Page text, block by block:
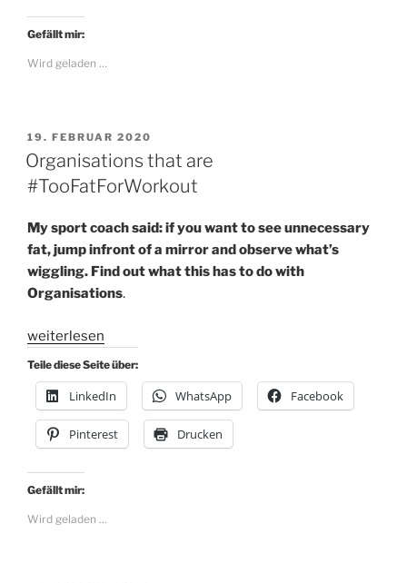
Gefällt mir:
Wird geladen …
VERÖFFENTLICHT
AM
19. FEBRUAR 2020
Organisations that are
#TooFatForWorkout
My sport coach said: if you want to see unnecessary
fat, jump infront of a mirror and observe what’s
wiggling. Find out what this has to do with
Organisations.
„Organisations
that
are
#TooFatForWorkout“
weiterlesen
Teile diese Seite über:
LinkedIn WhatsApp Facebook
Pinterest Drucken
Gefällt mir:
Wird geladen …